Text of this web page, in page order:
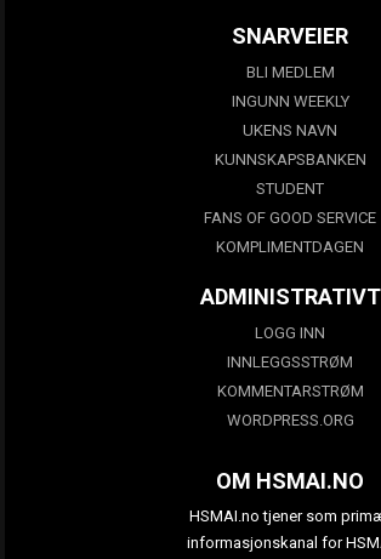
SNARVEIER
BLI MEDLEM
INGUNN WEEKLY
UKENS NAVN
KUNNSKAPSBANKEN
STUDENT
FANS OF GOOD SERVICE
KOMPLIMENTDAGEN
ADMINISTRATIVT
LOGG INN
INNLEGGSSTRØM
KOMMENTARSTRØM
WORDPRESS.ORG
OM HSMAI.NO
HSMAI.no tjener som
informasjonskanal for